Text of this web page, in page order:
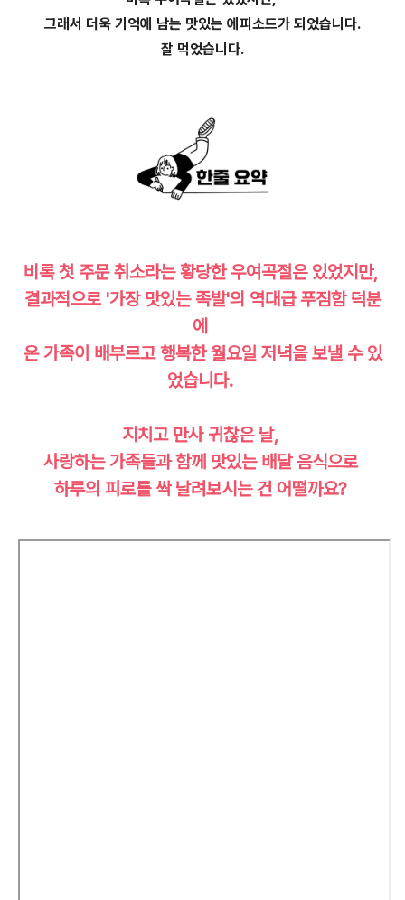
그래서 더욱 기억에 남는 맛있는 에피소드가 되었습니다.
잘 먹었습니다.
비록 첫 주문 취소라는 황당한 우여곡절은 있었지만,
결과적으로 '가장 맛있는 족발'의 역대급 푸짐함 덕분
에
온 가족이 배부르고 행복한 월요일 저녁을 보낼 수 있
었습니다.
지치고 만사 귀찮은 날,
사랑하는 가족들과 함께 맛있는 배달 음식으로
하루의 피로를 싹 날려보시는 건 어떨까요?